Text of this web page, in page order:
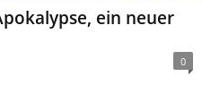
ein neuer
0